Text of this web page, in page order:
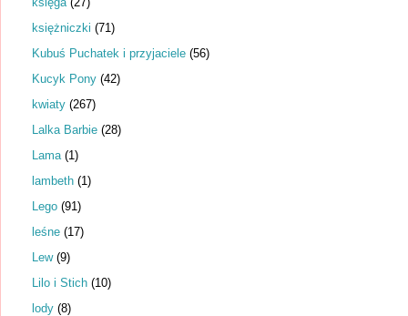
księżniczki (71)
Kubuś Puchatek i przyjaciele (56)
Kucyk Pony (42)
kwiaty (267)
Lalka Barbie (28)
Lama (1)
lambeth (1)
Lego (91)
leśne (17)
Lew (9)
Lilo i Stich (10)
lody (8)